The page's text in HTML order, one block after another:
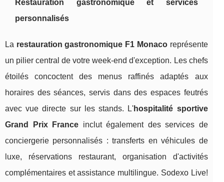
Restauration gastronomique et services
personnalisés
La restauration gastronomique F1 Monacoreprésente
un pilier central de votre week-end d'exception. Les chefs
étoilés concoctent des menus raffinés adaptés aux
horaires des séances, servis dans des espaces feutrés
avec vue directe sur les stands. L'hospitalité sportive
Grand Prix France inclut également des services de
conciergerie personnalisés : transferts en véhicules de
luxe, réservations restaurant, organisation d'activités
complémentaires et assistance multilingue. Sodexo Live!